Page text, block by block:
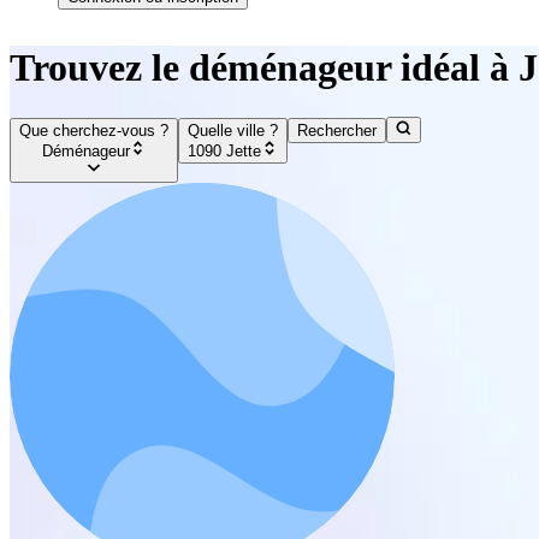
Trouvez le déménageur idéal à
Que cherchez-vous ?
Déménageur
Quelle ville ?
1090 Jette
Rechercher